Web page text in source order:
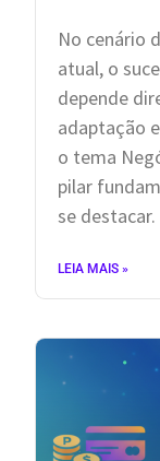
No cenário
atual, o
depende
adaptação
o tema
pilar
se destacar.
LEIA MAIS »